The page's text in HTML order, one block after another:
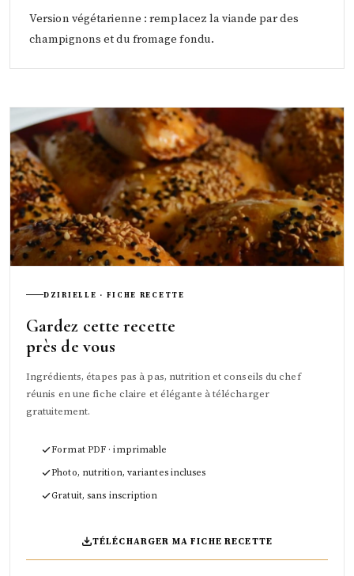
Version végétarienne : remplacez la viande par des
champignons et du fromage fondu.
DZIRIELLE · FICHE RECETTE
Gardez cette recette
près de vous
Ingrédients, étapes pas à pas, nutrition et conseils du chef
réunis en une fiche claire et élégante à télécharger
gratuitement.
Format PDF · imprimable
Photo, nutrition, variantes incluses
Gratuit, sans inscription
TÉLÉCHARGER MA FICHE RECETTE